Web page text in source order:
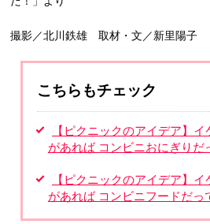
撮影／北川鉄雄 取材・文／新里陽子
こちらもチェック
【ピクニックのアイデア】
があれば コンビニおにぎりだ
【ピクニックのアイデア】
があれば コンビニフードだっ